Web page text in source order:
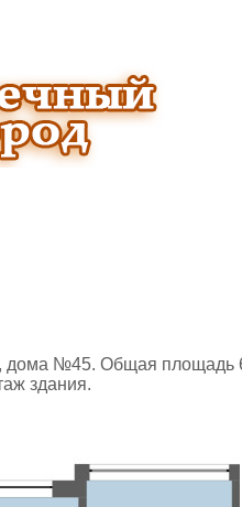
дома №45. Общая площадь
здания.